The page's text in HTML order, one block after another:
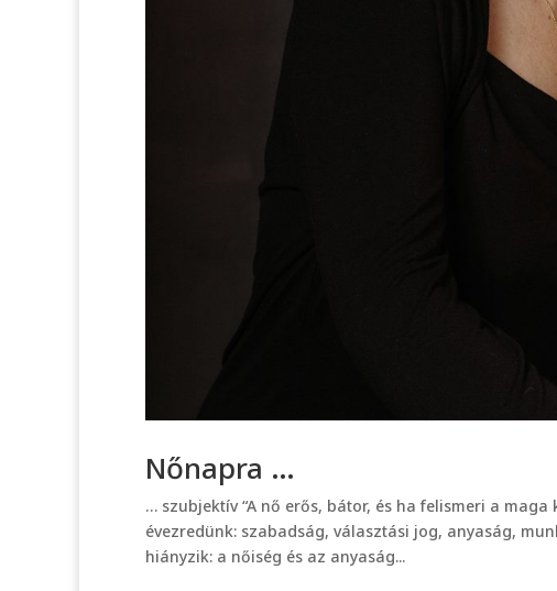
Nőnapra …
… szubjektív “A nő erős, bátor, és ha felismeri a
évezredünk: szabadság, választási jog, anyaság,
hiányzik: a nőiség és az anyaság...